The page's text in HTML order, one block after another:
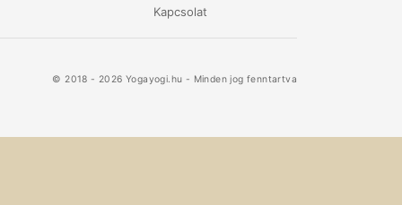
Kapcsolat
© 2018 - 2026 Yogayogi.hu - Minden jog fenntartva